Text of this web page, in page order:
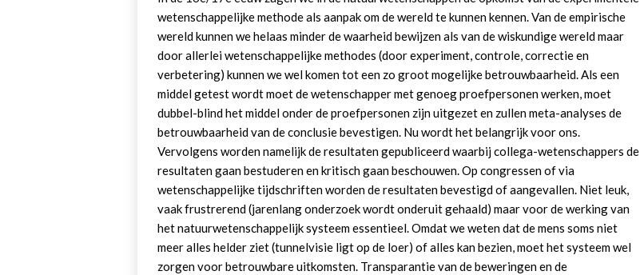
wetenschappelijke methode als aanpak om de wereld te kunnen kennen. Van de empirische
wereld kunnen we helaas minder de waarheid bewijzen als van de wiskundige wereld maar
door allerlei wetenschappelijke methodes (door experiment, controle, correctie en
verbetering) kunnen we wel komen tot een zo groot mogelijke betrouwbaarheid. Als een
middel getest wordt moet de wetenschapper met genoeg proefpersonen werken, moet
dubbel-blind het middel onder de proefpersonen zijn uitgezet en zullen meta-analyses de
betrouwbaarheid van de conclusie bevestigen. Nu wordt het belangrijk voor ons.
Vervolgens worden namelijk de resultaten gepubliceerd waarbij collega-wetenschappers de
resultaten gaan bestuderen en kritisch gaan beschouwen. Op congressen of via
wetenschappelijke tijdschriften worden de resultaten bevestigd of aangevallen. Niet leuk,
vaak frustrerend (jarenlang onderzoek wordt onderuit gehaald) maar voor de werking van
het natuurwetenschappelijk systeem essentieel. Omdat we weten dat de mens soms niet
meer alles helder ziet (tunnelvisie ligt op de loer) of alles kan bezien, moet het systeem wel
zorgen voor betrouwbare uitkomsten. Transparantie van de beweringen en de